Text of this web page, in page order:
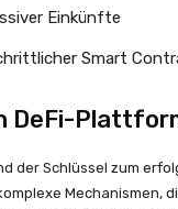
Einkünfte
Smart
DeFi-
der Schlüssel zum
Mechanismen,